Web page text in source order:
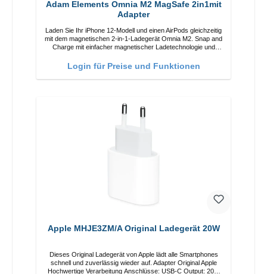
Adam Elements Omnia M2 MagSafe 2in1mit
Adapter
Laden Sie Ihr iPhone 12-Modell und einen AirPods gleichzeitig
mit dem magnetischen 2-in-1-Ladegerät Omnia M2. Snap and
Charge mit einfacher magnetischer Ladetechnologie und
und MagSafe-Technologie ermöglicht das Design mit
einstellbarem Ladewinkel eine einfache Anpassung der
Ladeposition für das iPhone 12 für das beste Erlebnis.
Ihr iPhone 12-Serie Laden Sie Ihr iPhone bequem vertikal
oder horizontal auf Auf Komfort ausgelegt Kabelloses Laden
Login für Preise und Funktionen
Apple MHJE3ZM/A Original Ladegerät 20W
Dieses Original Ladegerät von Apple lädt alle Smartphones
schnell und zuverlässig wieder auf. Adapter Original Apple
Hochwertige Verarbeitung Anschlüsse: USB-C Output: 20W